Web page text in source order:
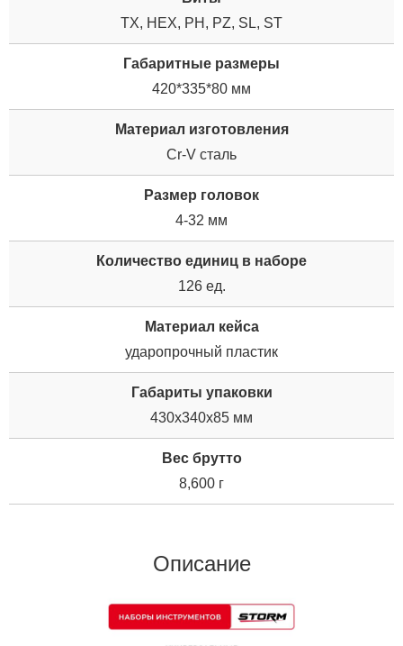
TX, HEX, PH, PZ, SL, ST
Габаритные размеры
420*335*80 мм
Материал изготовления
Cr-V сталь
Размер головок
4-32 мм
Количество единиц в наборе
126 ед.
Материал кейса
ударопрочный пластик
Габариты упаковки
430x340x85 мм
Вес брутто
8,600 г
Описание